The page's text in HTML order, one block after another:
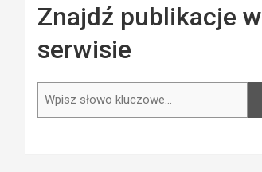
Znajdź publikacje w
serwisie